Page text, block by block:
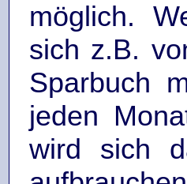
möglich.
sich z.B.
Sparbuch
jeden
wird sich